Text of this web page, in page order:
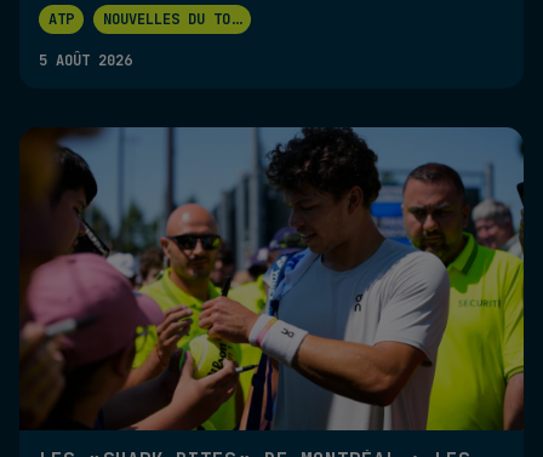
ATP NOUVELLES DU TO...
5 AOÛT 2026